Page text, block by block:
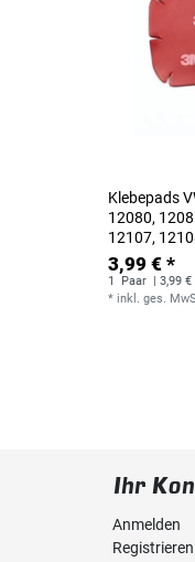
Klebepads
12080,
12107,
3,99 € *
1 Paar
| 3,99
* inkl. ges.
Ihr
Anmelden
Registrieren